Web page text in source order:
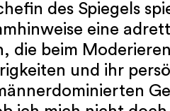
des Spiegels
eine
die beim
und ihr